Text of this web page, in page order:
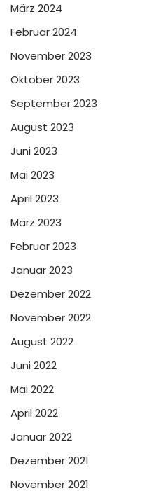
März 2024
Februar 2024
November 2023
Oktober 2023
September 2023
August 2023
Juni 2023
Mai 2023
April 2023
März 2023
Februar 2023
Januar 2023
Dezember 2022
November 2022
August 2022
Juni 2022
Mai 2022
April 2022
Januar 2022
Dezember 2021
November 2021